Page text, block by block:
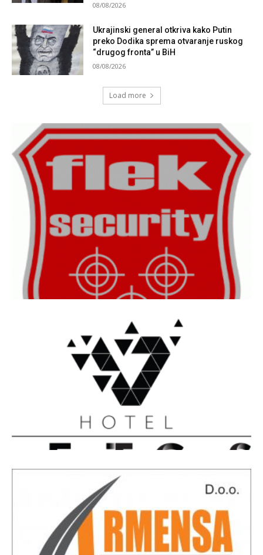
08/08/2026
Ukrajinski general otkriva kako Putin
preko Dodika sprema otvaranje ruskog
“drugog fronta” u BiH
08/08/2026
Load more